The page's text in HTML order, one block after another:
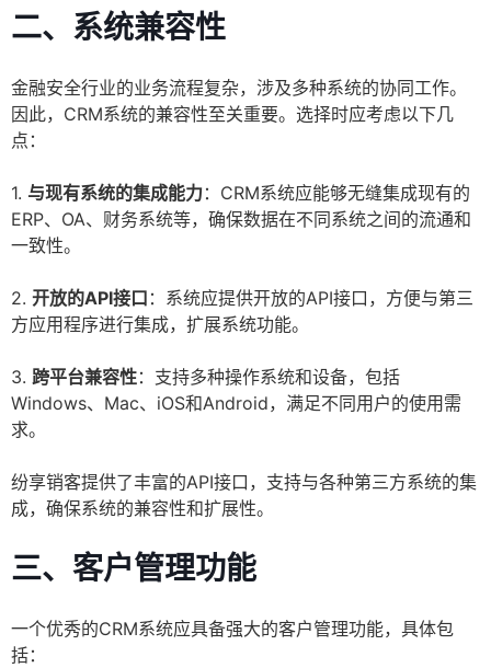
二、系统兼容性
金融安全行业的业务流程复杂，涉及多种系统的协同工作。
因此，CRM系统的兼容性至关重要。选择时应考虑以下几
点：
1. 与现有系统的集成能力：CRM系统应能够无缝集成现有的
ERP、OA、财务系统等，确保数据在不同系统之间的流通和
一致性。
2. 开放的API接口 ：系统应提供开放的API接口，方便与第三
方应用程序进行集成，扩展系统功能。
3. 跨平台兼容性：支持多种操作系统和设备，包括
Windows、Mac、iOS和Android，满足不同用户的使用需
求。
纷享销客提供了丰富的API接口，支持与各种第三方系统的集
成，确保系统的兼容性和扩展性。
三、客户管理功能
一个优秀的CRM系统应具备强大的客户管理功能，具体包
括：